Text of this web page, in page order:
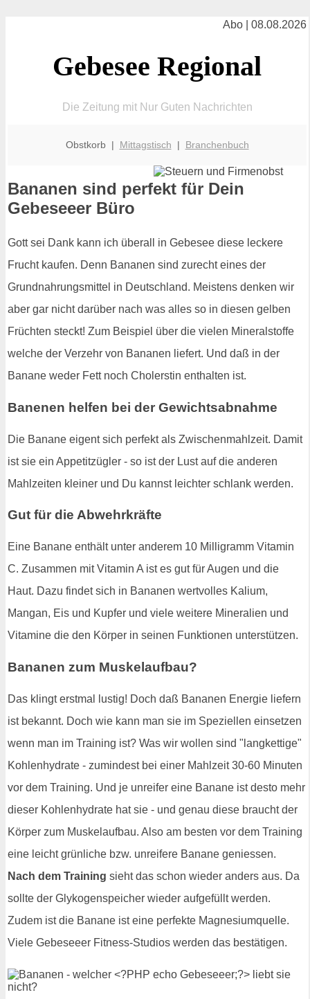
Abo | 08.08.2026
Gebesee Regional
Die Zeitung mit Nur Guten Nachrichten
Obstkorb | Mittagstisch | Branchenbuch
Bananen sind perfekt für Dein
Gebeseeer Büro
Gott sei Dank kann ich überall in Gebesee diese leckere
Frucht kaufen. Denn Bananen sind zurecht eines der
Grundnahrungsmittel in Deutschland. Meistens denken wir
aber gar nicht darüber nach was alles so in diesen gelben
Früchten steckt! Zum Beispiel über die vielen Mineralstoffe
welche der Verzehr von Bananen liefert. Und daß in der
Banane weder Fett noch Cholerstin enthalten ist.
Banenen helfen bei der Gewichtsabnahme
Die Banane eigent sich perfekt als Zwischenmahlzeit. Damit
ist sie ein Appetitzügler - so ist der Lust auf die anderen
Mahlzeiten kleiner und Du kannst leichter schlank werden.
Gut für die Abwehrkräfte
Eine Banane enthält unter anderem 10 Milligramm Vitamin
C. Zusammen mit Vitamin A ist es gut für Augen und die
Haut. Dazu findet sich in Bananen wertvolles Kalium,
Mangan, Eis und Kupfer und viele weitere Mineralien und
Vitamine die den Körper in seinen Funktionen unterstützen.
Bananen zum Muskelaufbau?
Das klingt erstmal lustig! Doch daß Bananen Energie liefern
ist bekannt. Doch wie kann man sie im Speziellen einsetzen
wenn man im Training ist? Was wir wollen sind "langkettige"
Kohlenhydrate - zumindest bei einer Mahlzeit 30-60 Minuten
vor dem Training. Und je unreifer eine Banane ist desto mehr
dieser Kohlenhydrate hat sie - und genau diese braucht der
Körper zum Muskelaufbau. Also am besten vor dem Training
eine leicht grünliche bzw. unreifere Banane geniessen.
Nach dem Training sieht das schon wieder anders aus. Da
sollte der Glykogenspeicher wieder aufgefüllt werden.
Zudem ist die Banane ist eine perfekte Magnesiumquelle.
Viele Gebeseeer Fitness-Studios werden das bestätigen.